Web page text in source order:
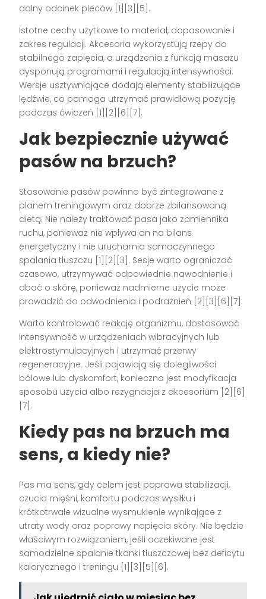
dolny odcinek pleców [1][3][5].
Istotne cechy użytkowe to materiał, dopasowanie i
zakres regulacji. Akcesoria wykorzystują rzepy do
stabilnego zapięcia, a urządzenia z funkcją masażu
dysponują programami i regulacją intensywności.
Wersje usztywniające dodają elementy stabilizujące
lędźwie, co pomaga utrzymać prawidłową pozycję
podczas ćwiczeń [1][2][6][7].
Jak bezpiecznie używać
pasów na brzuch?
Stosowanie pasów powinno być zintegrowane z
planem treningowym oraz dobrze zbilansowaną
dietą. Nie należy traktować pasa jako zamiennika
ruchu, ponieważ nie wpływa on na bilans
energetyczny i nie uruchamia samoczynnego
spalania tłuszczu [1][2][3]. Sesje warto ograniczać
czasowo, utrzymywać odpowiednie nawodnienie i
dbać o skórę, ponieważ nadmierne użycie może
prowadzić do odwodnienia i podrażnień [2][3][6][7].
Warto kontrolować reakcję organizmu, dostosować
intensywność w urządzeniach wibracyjnych lub
elektrostymulacyjnych i utrzymać przerwy
regeneracyjne. Jeśli pojawiają się dolegliwości
bólowe lub dyskomfort, konieczna jest modyfikacja
sposobu użycia albo rezygnacja z akcesorium [2][6]
[7].
Kiedy pas na brzuch ma
sens, a kiedy nie?
Pas ma sens, gdy celem jest poprawa stabilizacji,
czucia mięśni, komfortu podczas wysiłku i
krótkotrwałe wizualne wysmuklenie wynikające z
utraty wody oraz poprawy napięcia skóry. Nie będzie
właściwym rozwiązaniem, jeśli oczekiwane jest
samodzielne spalanie tkanki tłuszczowej bez deficytu
kalorycznego i treningu [1][3][5][6].